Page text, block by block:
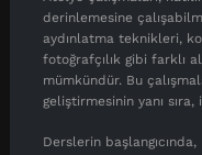
derinlemesine
aydınlatma teknikleri,
fotoğrafçılık gibi farklı
mümkündür. Bu
geliştirmesinin yanı
Derslerin